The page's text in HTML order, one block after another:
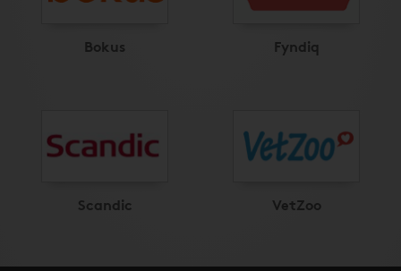
Bokus Fyndiq
Scandic VetZoo